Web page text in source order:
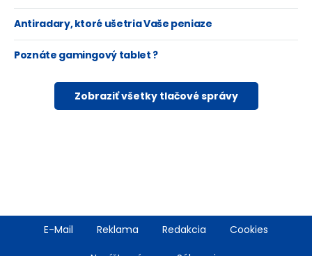
Antiradary, ktoré ušetria Vaše peniaze
Poznáte gamingový tablet ?
Zobraziť všetky tlačové správy
FooterE-Mail Reklama Redakcia Cookies